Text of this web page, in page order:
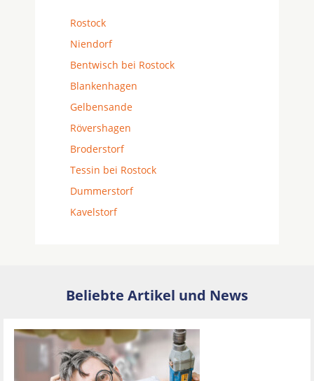
Rostock
Niendorf
Bentwisch bei Rostock
Blankenhagen
Gelbensande
Rövershagen
Broderstorf
Tessin bei Rostock
Dummerstorf
Kavelstorf
Beliebte Artikel und News